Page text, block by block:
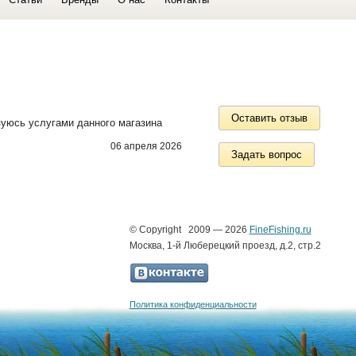
услугами данного магазина
06 апреля 2026
Оставить отзыв
Задать вопрос
© Copyright 2009 — 2026 FineFishing.ru
Москва, 1-й Люберецкий проезд, д.2, стр.2
Политика конфиденциальности